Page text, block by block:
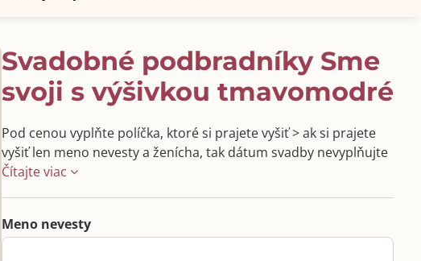
Svadobné podbradníky Sme
svoji s výšivkou tmavomodré
Pod cenou vyplňte políčka, ktoré si prajete vyšiť > ak si prajete
vyšiť len meno nevesty a ženícha, tak dátum svadby nevyplňujte
Čítajte viac
Meno nevesty